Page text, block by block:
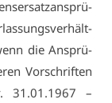
die An­sprü­
Vor­schrif­ten
31.01.1967 –